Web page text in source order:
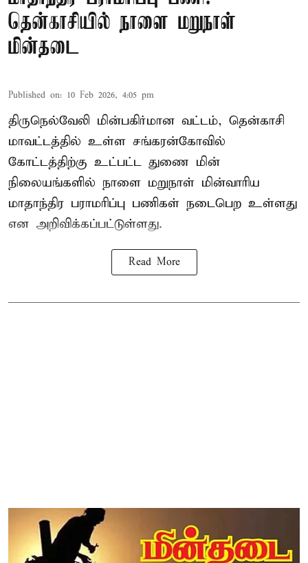
தென்காசியில் நாளை மறுநாள்
மின்தடை
Published on: 10 Feb 2026, 4:05 pm
திருநெல்வேலி மின்பகிர்மான வட்டம், தென்காசி
மாவட்டத்தில் உள்ள சங்கரன்கோவில்
கோட்டத்திற்கு உட்பட்ட துணை மின்
நிலையங்களில் நாளை மறுநாள் மின்வாரிய
மாதாந்திர பராமரிப்பு பணிகள் நடைபெற உள்ளது
என அறிவிக்கப்பட்டுள்ளது.
Read More